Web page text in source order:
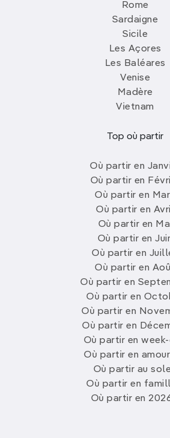
Rome
Sardaigne
Sicile
Les Açores
Les Baléares
Venise
Madère
Vietnam
Top où partir
Où partir en
Où partir en
Où partir en
Où partir en
Où partir en
Où partir en
Où partir en
Où partir en
Où partir en
Où partir en
Où partir en
Où partir en
Où partir en week-
Où partir en
Où partir au
Où partir en
Où partir en